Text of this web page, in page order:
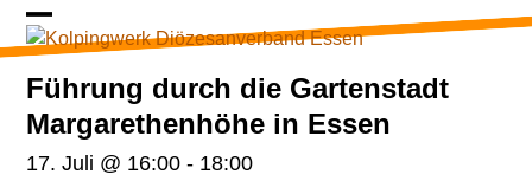
Skip
Open
mobile
menu
Close
mobile
menu
Führung durch die Gartenstadt
Margarethenhöhe in Essen
17. Juli @ 16:00 - 18:00